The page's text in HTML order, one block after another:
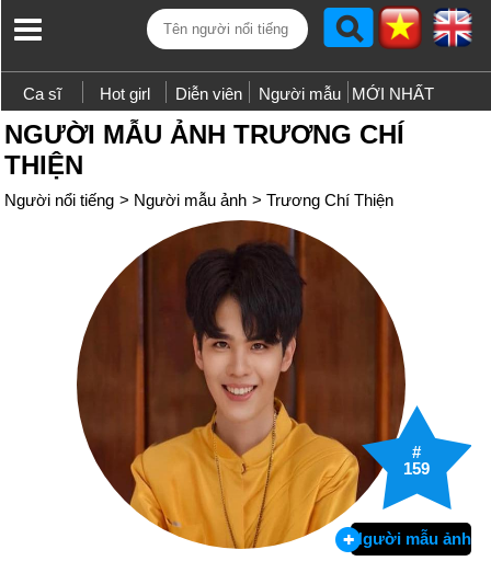
Ca sĩ Hot girl Diễn viên Người mẫu MỚI NHẤT
NGƯỜI MẪU ẢNH TRƯƠNG CHÍ
THIỆN
Người nổi tiếng > Người mẫu ảnh > Trương Chí Thiện
#
159
Người mẫu ảnh